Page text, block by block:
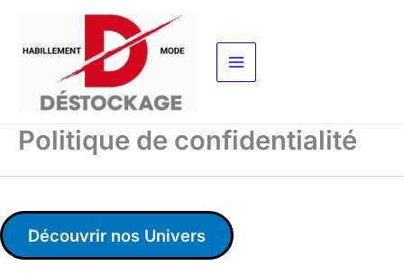
contenu
Politique de confidentialité
Découvrir nos Univers